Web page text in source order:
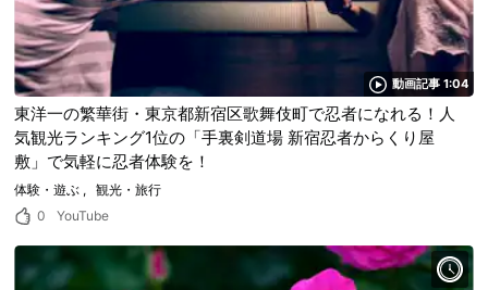
動画記事 1:04
東洋一の繁華街・東京都新宿区歌舞伎町で忍者になれる！人
気観光ランキング1位の「手裏剣道場 新宿忍者からくり屋
敷」で気軽に忍者体験を！
体験・遊ぶ
観光・旅行
0
YouTube